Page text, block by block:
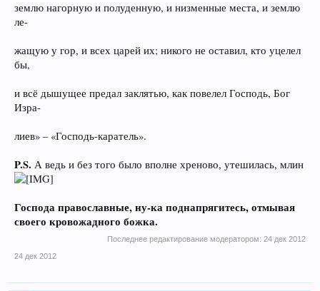
землю нагорную и полуденную, и низменные места, и землю
ле-
жащую у гор, и всех царей их; никого не оставил, кто уцелел
бы,
и всё дышущее предал заклятью, как повелел Господь, Бог
Изра-
лиев» – «Господь-каратель».
P.S. А ведь и без того было вполне хреново, утешилась, млин
Господа православные, ну-ка поднапрягитесь, отмывая
своего кровожадного божка.
Последнее редактирование модератором: 24 дек 2012
24 дек 2012